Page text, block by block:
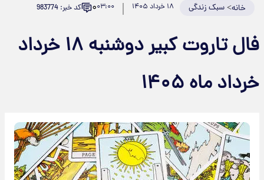
خانه>سبک زندگی ۱۸ خرداد ۱۴۰۵ ۰۳:۰۰۰ کد خبر: 983774
فال تاروت کبیر دوشنبه ۱۸ خرداد
خرداد ماه ۱۴۰۵